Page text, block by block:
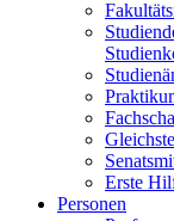
Erste
Personen